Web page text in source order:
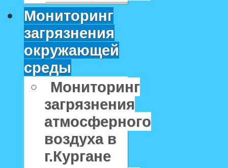
Мониторинг
загрязнения
окружающей
среды
Мониторинг
загрязнения
атмосферного
воздуха в
г.Кургане